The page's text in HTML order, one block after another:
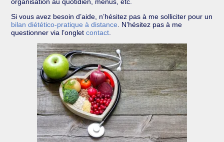
Si vous avez besoin d’aide, n’hésitez pas à me solliciter pour un
bilan diétético-pratique à distance . N’hésitez pas à me
questionner via l’ongletcontact